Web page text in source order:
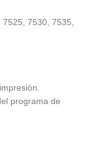
7530, 7535,
programa de